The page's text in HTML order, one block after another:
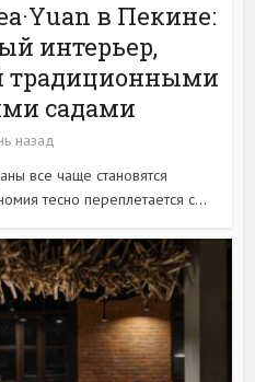
в Пекине:
интерьер,
традиционными
садами
назад
все чаще становятся
тесно переплетается с...